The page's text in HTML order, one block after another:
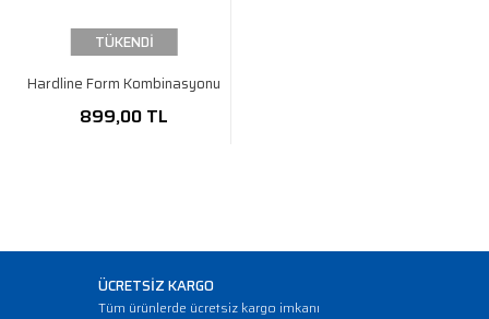
TÜKENDİ
Hardline Form Kombinasyonu
899,00 TL
ÜCRETSİZ KARGO
Tüm ürünlerde ücretsiz kargo imkanı